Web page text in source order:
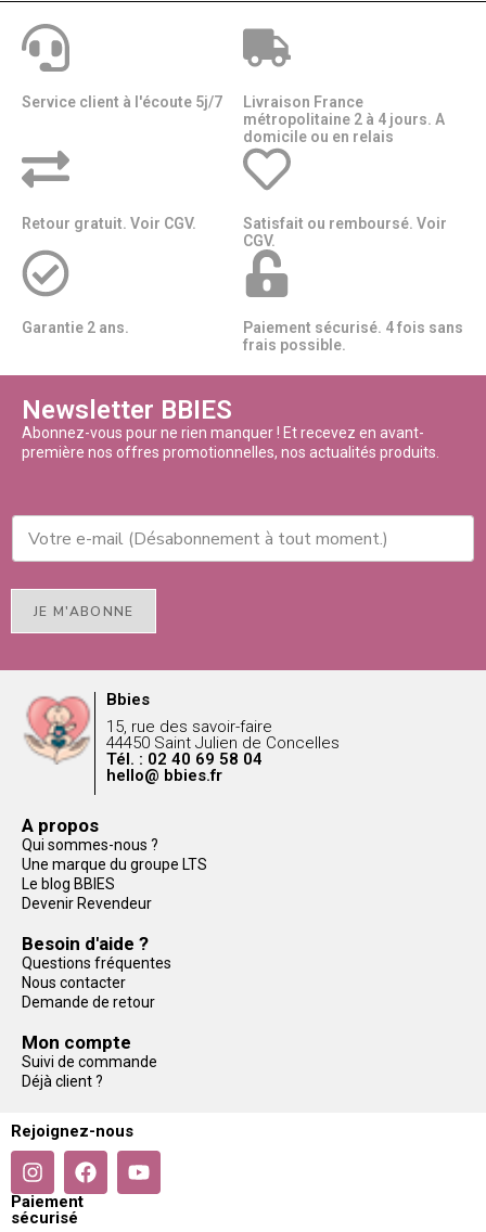
Service client à l'écoute 5j/7
Livraison France
métropolitaine 2 à 4 jours. A
domicile ou en relais​​
Retour gratuit. Voir CGV.
Satisfait ou remboursé. Voir
CGV.
Garantie 2 ans.
Paiement sécurisé. 4 fois sans
frais possible.
Newsletter BBIES
Abonnez-vous pour ne rien manquer ! Et recevez en avant-
première nos offres promotionnelles, nos actualités produits.
JE M'ABONNE
Bbies
15, rue des savoir-faire
44450 Saint Julien de Concelles
Tél. : 02 40 69 58 04
hello@ bbies.fr
A propos
Qui sommes-nous ?
Une marque du groupe LTS
Le blog BBIES
Devenir Revendeur
Besoin d'aide ?
Questions fréquentes
Nous contacter
Demande de retour
Mon compte
Suivi de commande
Déjà client ?
Rejoignez-nous
Paiement
sécurisé